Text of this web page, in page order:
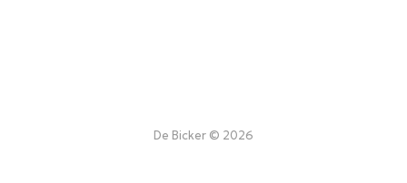
De Bicker © 2026